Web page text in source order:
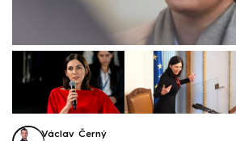
Václav Černý